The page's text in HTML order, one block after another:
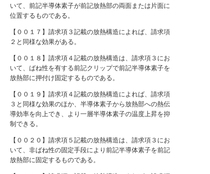
いて、前記半導体素子が前記放熱部の両面または片面に
位置するものである。
【００１７】請求項３記載の放熱構造によれば、請求項
２と同様な効果がある。
【００１８】請求項４記載の放熱構造は、請求項３にお
いて、ばね性を有する前記クリップで前記半導体素子を
放熱部に押付け固定するものである。
【００１９】請求項４記載の放熱構造によれば、請求項
３と同様な効果のほか、半導体素子から放熱部への熱伝
導効率を向上でき、より一層半導体素子の温度上昇を抑
制できる。
【００２０】請求項５記載の放熱構造は、請求項３にお
いて、非ばね性の固定手段により前記半導体素子を前記
放熱部に固定するものである。